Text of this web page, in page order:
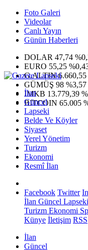
Foto Galeri
Videolar
Canlı Yayın
Günün Haberleri
DOLAR 47,74
EURO 55,25
G.ALTIN6.660,55
GÜMÜŞ 98 %3,57
IMKB 13.779,39
BITCOIN 65.005
İlan
Güncel
Lapseki
Belde Ve Köyler
Siyaset
Yerel Yönetim
Turizm
Ekonomi
Resmî İlan
Facebook Twitter
İlan Güncel Lapseki
Turizm Ekonomi
Künye İletişim RSS
İlan
Güncel